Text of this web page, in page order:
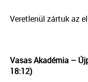
Veretlenül zártuk az
Vasas Akadémia –
18:12)